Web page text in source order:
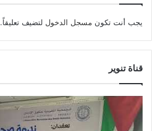
يجب أنت تكون مسجل الدخول لتضيف تعليقاً.
قناة تنوير